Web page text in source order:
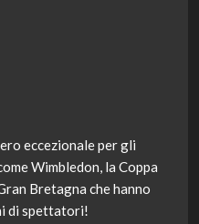
eccezionale per gli
Wimbledon, la Coppa
Bretagna che hanno
di spettatori!